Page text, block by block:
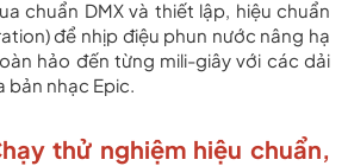
chuẩn DMX và thiết lập, hiệu chuẩn
để nhịp điệu phun nước nâng hạ
hảo đến từng mili-giây với các dải
bản nhạc Epic.
thử nghiệm hiệu chuẩn,